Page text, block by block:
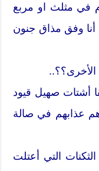
في مثلث او مربع
وفق مذاق جنون
الأخرى؟؟..
أشتات صهيل قيود
عذابهم في صالة
التي أعتلت